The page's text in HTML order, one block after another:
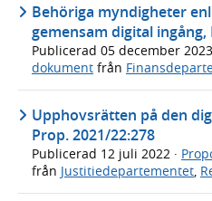
Behöriga myndigheter
gemensam digital ingång,
Publicerad 05 december 2023
dokument från
Upphovsrätten på den
Prop. 2021/22:278
Publicerad 12 juli 2022 ·
från Justitiedepartementet